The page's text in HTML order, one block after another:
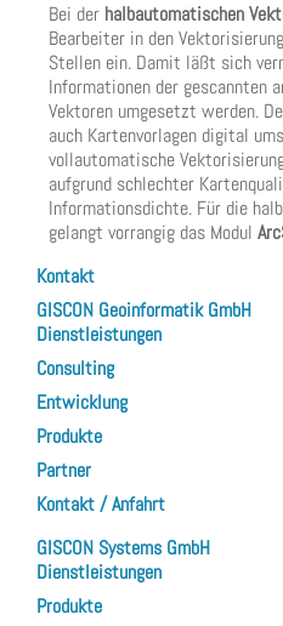
Bei der halbautomatischen
Bearbeiter in den
Stellen ein. Damit läßt sich
Informationen der gescannten
Vektoren umgesetzt werden.
auch Kartenvorlagen digital
vollautomatische
aufgrund schlechter
Informationsdichte. Für die
gelangt vorrangig das Modul
Kontakt
GISCON Geoinformatik GmbH
Dienstleistungen
Consulting
Entwicklung
Produkte
Partner
Kontakt / Anfahrt
GISCON Systems GmbH
Dienstleistungen
Produkte